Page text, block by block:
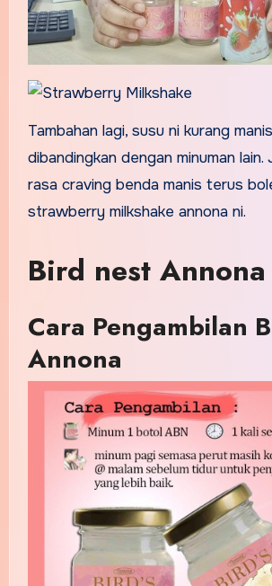
Tambahan lagi, susu ni kurang
dibandingkan dengan minuman lain.
rasa craving benda manis terus
strawberry milkshake annona ni.
Bird nest
Cara Pengambilan
Annona